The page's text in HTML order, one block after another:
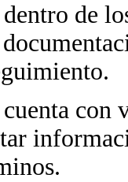
de
con